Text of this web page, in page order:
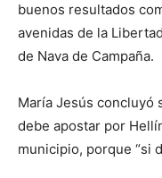
buenos resultados
avenidas de la
de Nava de Campaña.
María Jesús concluyó
debe apostar por
municipio, porque “si